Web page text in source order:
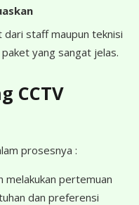
dari staff maupun teknisi
yang sangat jelas.
CCTV
prosesnya :
melakukan pertemuan
dan preferensi